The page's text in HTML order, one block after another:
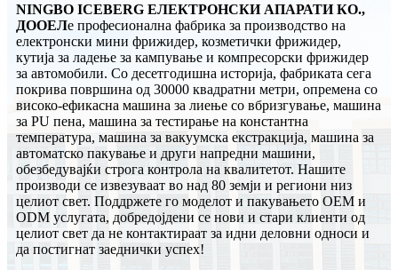
NINGBO ICEBERG ЕЛЕКТРОНСКИ АПАРАТИ КО.,
ДООЕЛе професионална фабрика за производство на
електронски мини фрижидер, козметички фрижидер,
кутија за ладење за кампување и компресорски фрижидер
за автомобили. Со десетгодишна историја, фабриката сега
покрива површина од 30000 квадратни метри, опремена со
високо-ефикасна машина за лиење со вбризгување, машина
за PU пена, машина за тестирање на константна
температура, машина за вакуумска екстракција, машина за
автоматско пакување и други напредни машини,
обезбедувајќи строга контрола на квалитетот. Нашите
производи се извезуваат во над 80 земји и региони низ
целиот свет. Поддржете го моделот и пакувањето OEM и
ODM услугата, добредојдени се нови и стари клиенти од
целиот свет да не контактираат за идни деловни односи и
да постигнат заеднички успех!